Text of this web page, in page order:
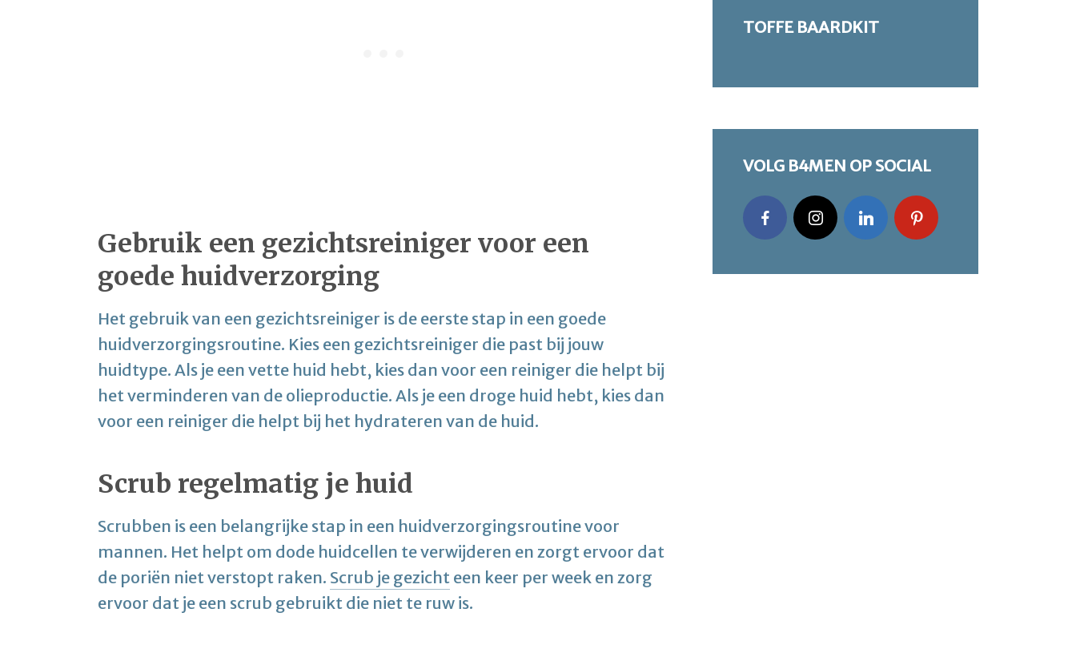
Gebruik een gezichtsreiniger voor een
goede huidverzorging
Het gebruik van een gezichtsreiniger is de eerste stap in een goede
huidverzorgingsroutine. Kies een gezichtsreiniger die past bij jouw
huidtype. Als je een vette huid hebt, kies dan voor een reiniger die helpt bij
het verminderen van de olieproductie. Als je een droge huid hebt, kies dan
voor een reiniger die helpt bij het hydrateren van de huid.
Scrub regelmatig je huid
Scrubben is een belangrijke stap in een huidverzorgingsroutine voor
mannen. Het helpt om dode huidcellen te verwijderen en zorgt ervoor dat
de poriën niet verstopt raken. Scrub je gezicht een keer per week en zorg
ervoor dat je een scrub gebruikt die niet te ruw is.
TOFFE BAARDKIT
VOLG B4MEN OP SOCIAL